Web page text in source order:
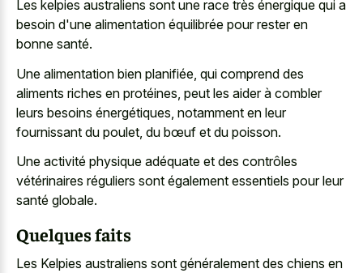
Les kelpies australiens sont une race très énergique qui a
besoin d'une alimentation équilibrée pour rester en
bonne santé.
Une alimentation bien planifiée, qui comprend des
aliments riches en protéines, peut les aider à combler
leurs besoins énergétiques, notamment en leur
fournissant du poulet, du bœuf et du poisson.
Une activité physique adéquate et des contrôles
vétérinaires réguliers sont également essentiels pour leur
santé globale.
Quelques faits
Les Kelpies australiens sont généralement des chiens en